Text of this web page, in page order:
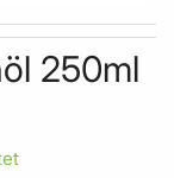
250ml